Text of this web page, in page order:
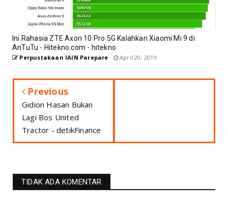
Ini Rahasia ZTE Axon 10 Pro 5G Kalahkan Xiaomi Mi 9 di
AnTuTu - Hitekno.com - hitekno
Perpustakaan IAIN Parepare April 20, 2019
Previous
Gidion Hasan Bukan
Lagi Bos United
Tractor - detikFinance
TIDAK ADA KOMENTAR